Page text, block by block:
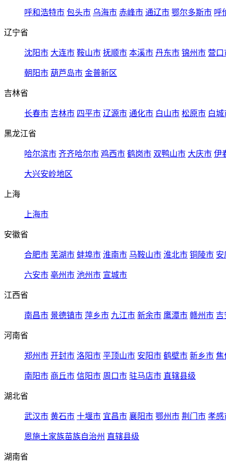
呼和浩特市 包头市 乌海市 赤峰市 通辽市 鄂尔多斯市 呼
辽宁省
沈阳市 大连市 鞍山市 抚顺市 本溪市 丹东市 锦州市 营口
朝阳市 葫芦岛市 金普新区
吉林省
长春市 吉林市 四平市 辽源市 通化市 白山市 松原市 白城
黑龙江省
哈尔滨市 齐齐哈尔市 鸡西市 鹤岗市 双鸭山市 大庆市 伊
大兴安岭地区
上海
上海市
安徽省
合肥市 芜湖市 蚌埠市 淮南市 马鞍山市 淮北市 铜陵市 安
六安市 亳州市 池州市 宣城市
江西省
南昌市 景德镇市 萍乡市 九江市 新余市 鹰潭市 赣州市 吉
河南省
郑州市 开封市 洛阳市 平顶山市 安阳市 鹤壁市 新乡市 焦
南阳市 商丘市 信阳市 周口市 驻马店市 直辖县级
湖北省
武汉市 黄石市 十堰市 宜昌市 襄阳市 鄂州市 荆门市 孝感
恩施土家族苗族自治州 直辖县级
湖南省